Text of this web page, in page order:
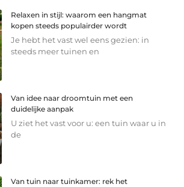
Relaxen in stijl: waarom een hangmat
kopen steeds populairder wordt
Je hebt het vast wel eens gezien: in
steeds meer tuinen en
Van idee naar droomtuin met een
duidelijke aanpak
U ziet het vast voor u: een tuin waar u in
de
Van tuin naar tuinkamer: rek het